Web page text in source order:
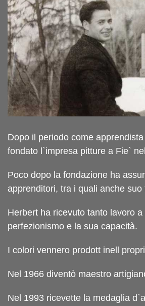
Dopo il periodo come
fondato l`impresa pitture a Fie`
Poco dopo la fondazione ha
apprenditori, tra i quali anche suo
Herbert ha ricevuto tanto lavoro
perfezionismo e la sua capacità.
I colori vennero prodott inell
Nel 1966 diventò maestro
Nel 1993 ricevette la medaglia